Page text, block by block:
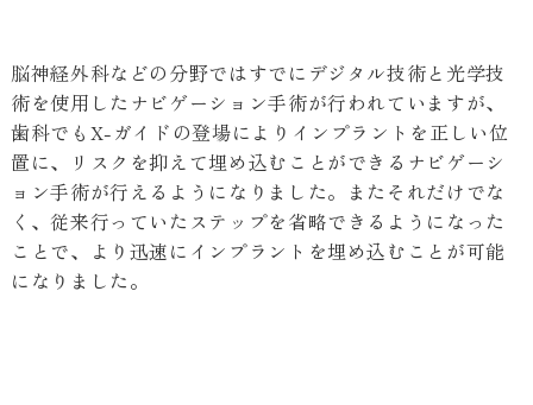
脳神経外科などの分野ではすでにデジタル技術と光学技
術を使用したナビゲーション手術が行われていますが、
歯科でもX-ガイドの登場によりインプラントを正しい位
置に、リスクを抑えて埋め込むことができるナビゲーシ
ョン手術が行えるようになりました。またそれだけでな
く、従来行っていたステップを省略できるようになった
ことで、より迅速にインプラントを埋め込むことが可能
になりました。